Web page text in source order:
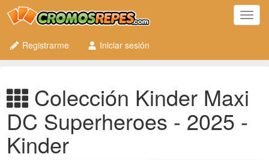
Registrarme
Iniciar sesión
Colección Kinder Maxi
DC Superheroes - 2025 -
Kinder